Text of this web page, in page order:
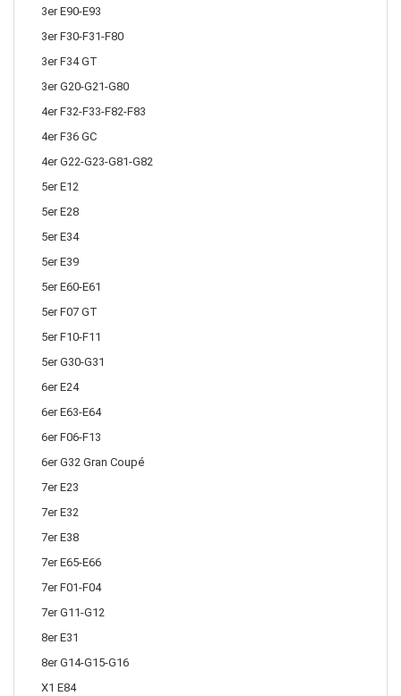
3er E90-E93
3er F30-F31-F80
3er F34 GT
3er G20-G21-G80
4er F32-F33-F82-F83
4er F36 GC
4er G22-G23-G81-G82
5er E12
5er E28
5er E34
5er E39
5er E60-E61
5er F07 GT
5er F10-F11
5er G30-G31
6er E24
6er E63-E64
6er F06-F13
6er G32 Gran Coupé
7er E23
7er E32
7er E38
7er E65-E66
7er F01-F04
7er G11-G12
8er E31
8er G14-G15-G16
X1 E84